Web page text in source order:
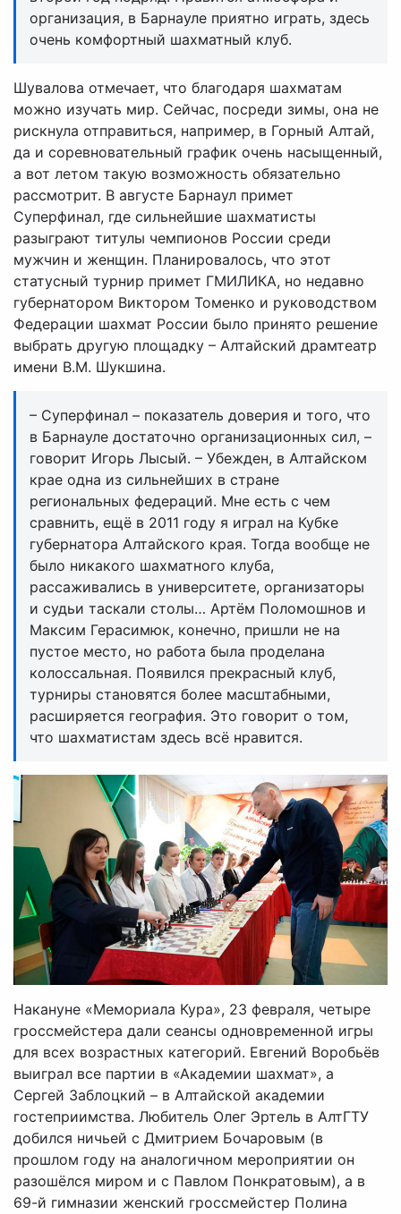
организация, в Барнауле приятно играть, здесь
очень комфортный шахматный клуб.
Шувалова отмечает, что благодаря шахматам
можно изучать мир. Сейчас, посреди зимы, она не
рискнула отправиться, например, в Горный Алтай,
да и соревновательный график очень насыщенный,
а вот летом такую возможность обязательно
рассмотрит. В августе Барнаул примет
Суперфинал, где сильнейшие шахматисты
разыграют титулы чемпионов России среди
мужчин и женщин. Планировалось, что этот
статусный турнир примет ГМИЛИКА, но недавно
губернатором Виктором Томенко и руководством
Федерации шахмат России было принято решение
выбрать другую площадку – Алтайский драмтеатр
имени В.М. Шукшина.
– Суперфинал – показатель доверия и того, что
в Барнауле достаточно организационных сил, –
говорит Игорь Лысый. – Убежден, в Алтайском
крае одна из сильнейших в стране
региональных федераций. Мне есть с чем
сравнить, ещё в 2011 году я играл на Кубке
губернатора Алтайского края. Тогда вообще не
было никакого шахматного клуба,
рассаживались в университете, организаторы
и судьи таскали столы… Артём Поломошнов и
Максим Герасимюк, конечно, пришли не на
пустое место, но работа была проделана
колоссальная. Появился прекрасный клуб,
турниры становятся более масштабными,
расширяется география. Это говорит о том,
что шахматистам здесь всё нравится.
Накануне «Мемориала Кура», 23 февраля, четыре
гроссмейстера дали сеансы одновременной игры
для всех возрастных категорий. Евгений Воробьёв
выиграл все партии в «Академии шахмат», а
Сергей Заблоцкий – в Алтайской академии
гостеприимства. Любитель Олег Эртель в АлтГТУ
добился ничьей с Дмитрием Бочаровым (в
прошлом году на аналогичном мероприятии он
разошёлся миром и с Павлом Понкратовым), а в
69-й гимназии женский гроссмейстер Полина